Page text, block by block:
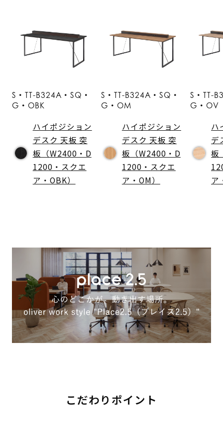
S・TT-B324A・SQ・
G・OBK
ハイポジション
デスク 天板 突
板（W2400・D
1200・スクエ
ア・OBK）
S・TT-B324A・SQ・
G・OM
ハイポジション
デスク 天板 突
板（W2400・D
1200・スクエ
ア・OM）
S・TT-
G・OV
ハ
デ
板
ア
こだわりポイント